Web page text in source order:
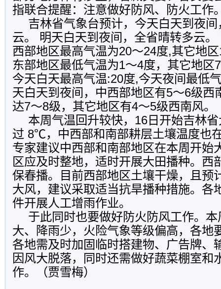
指联合提醒：注意做好防风、防火工作
吉林省气象台预计，今天白天到夜
云。 明天白天到夜间，全省晴转多云
西部地区最高气温为20～24度,其它地
东部地区最低气温为1～4度，其它地区
今天白天最高气温:20度,今天夜间最低
天白天到夜间，中西部地区有5～6级西
达7～8级，其它地区有4～5级西南风。
本周气温回升较快，16日开始吉林
过 8℃，中西部和南部耕层土壤温度也
专家建议中西部和南部地区在本周开始
区应及时整地，适时开展大田播种。西
保春播。目前西部地区土壤干燥，且预
大风，建议采取适当抗旱播种措施。各
件开展人工增雨作业。
于此同时也要做好防火防风工作。
大、降雨少，火险气象等级偏高，各地
各地需及时加固临时搭建物、广告牌、
因风大脱落，同时还需做好蔬菜棚室和
作。（贾雪梅）